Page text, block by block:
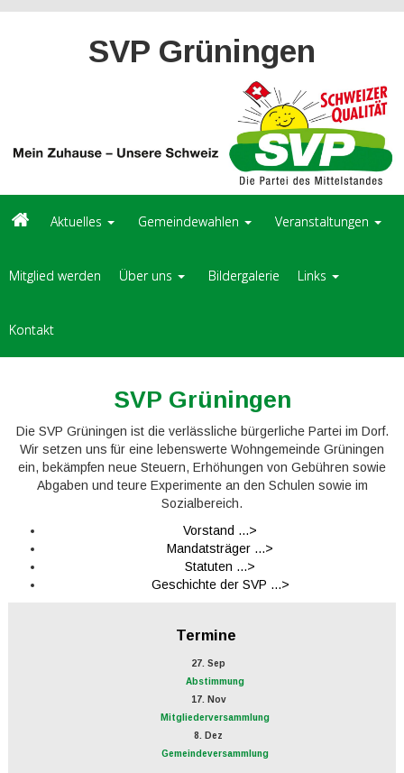
SVP Grüningen
Aktuelles Gemeindewahlen Veranstaltungen
Mitglied werden Über uns Bildergalerie Links
Kontakt
SVP Grüningen
Die SVP Grüningen ist die verlässliche bürgerliche Partei im Dorf.
Wir setzen uns für eine lebenswerte Wohngemeinde Grüningen
ein, bekämpfen neue Steuern, Erhöhungen von Gebühren sowie
Abgaben und teure Experimente an den Schulen sowie im
Sozialbereich.
Vorstand ...>
Mandatsträger ...>
Statuten ...>
Geschichte der SVP ...>
Termine
27. Sep
Abstimmung
17. Nov
Mitgliederversammlung
8. Dez
Gemeindeversammlung